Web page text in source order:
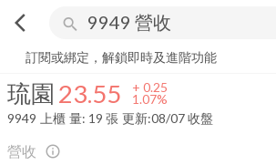
arrow_back_ios search
琉園 23.55+ 1.07%
訂閱或綁定，解鎖即時及進階功能
琉園 23.55 + 0.25
1.07%
9949
上櫃 量: 19 張 更新:08/07 收盤
營收 info_outline